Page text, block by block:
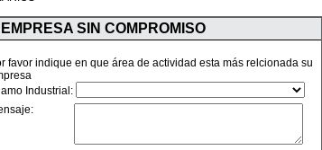
SIN COMPROMISO
favor indique en que área de actividad esta más relcionada su
Industrial: